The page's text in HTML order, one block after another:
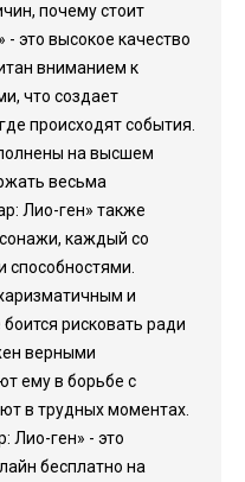
почему стоит
это высокое качество
вниманием к
что создает
происходят события.
на высшем
весьма
Лио-ген» также
каждый со
способностями.
и
рисковать ради
верными
ему в борьбе с
в трудных моментах.
Лио-ген» - это
бесплатно на